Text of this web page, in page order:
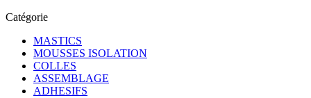
Catégorie
MASTICS
MOUSSES ISOLATION
COLLES
ASSEMBLAGE
ADHESIFS